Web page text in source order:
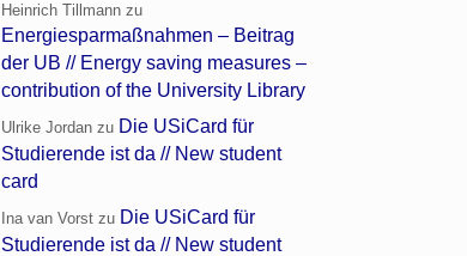
Heinrich Tillmann zu
Energiesparmaßnahmen – Beitrag
der UB // Energy saving measures –
contribution of the University Library
Ulrike Jordan zu Die USiCard für
Studierende ist da // New student
card
Ina van Vorst zu Die USiCard für
Studierende ist da // New student